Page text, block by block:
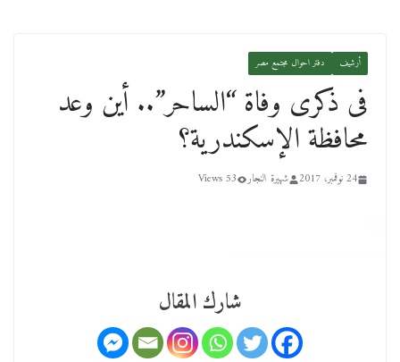
أرشيف دفتر احوال مجتمع مصر
فى ذكرى وفاة “الساحر”.. أين وعد
محافظة الإسكندرية؟
24 نوفمبر، 2017 شهيرة النجار 53 Views
شارك المقال